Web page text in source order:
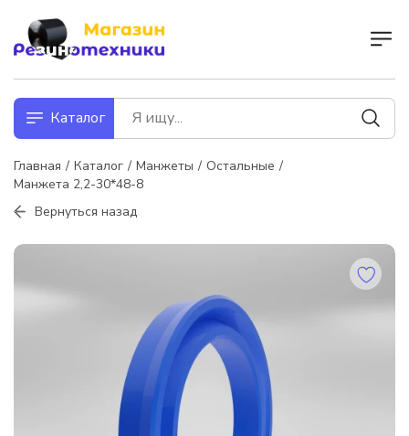
Каталог
Главная Каталог Манжеты
Остальные
Манжета 2,2-30*48-8
Вернуться назад